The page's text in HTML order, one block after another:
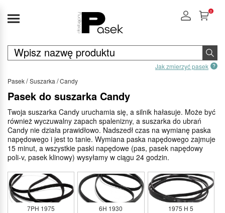
Jak zmierzyć pasek
0
Pasek Suszarka Candy
Pasek do suszarka Candy
Twoja suszarka Candy uruchamia się, a silnik hałasuje. Może być
również wyczuwalny zapach spalenizny, a suszarka do ubrań
Candy nie działa prawidłowo. Nadszedł czas na wymianę paska
napędowego i jest to tanie. Wymiana paska napędowego zajmuje
15 minut, a wszystkie paski napędowe (pas, pasek napędowy
poli-v, pasek klinowy) wysyłamy w ciągu 24 godzin.
7PH 1975
6H 1930
1975 H 5